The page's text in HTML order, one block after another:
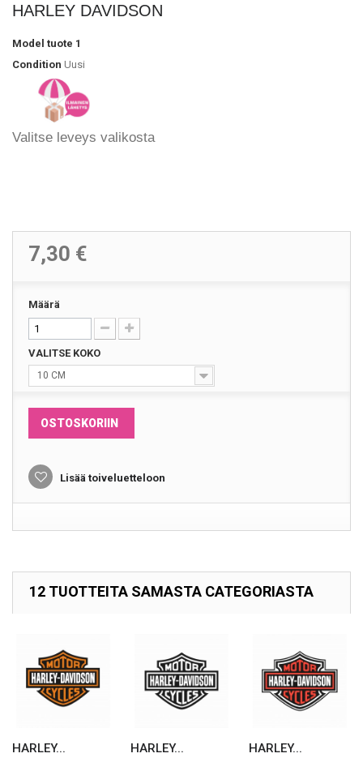
HARLEY DAVIDSON
Model tuote 1
Condition Uusi
Valitse leveys valikosta
7,30 €
Määrä
VALITSE KOKO
10 CM
OSTOSKORIIN
Lisää toiveluetteloon
12 TUOTTEITA SAMASTA CATEGORIASTA
HARLEY... HARLEY... HARLEY...